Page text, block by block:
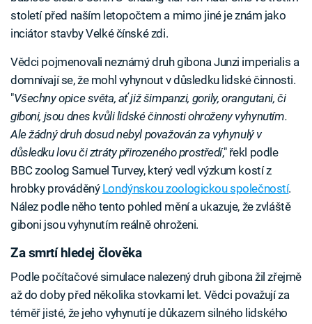
století před naším letopočtem a mimo jiné je znám jako
inciátor stavby Velké čínské zdi.
Vědci pojmenovali neznámý druh gibona Junzi imperialis a
domnívají se, že mohl vyhynout v důsledku lidské činnosti.
"Všechny opice světa, ať již šimpanzi, gorily, orangutani, či
giboni, jsou dnes kvůli lidské činnosti ohroženy vyhynutím.
Ale žádný druh dosud nebyl považován za vyhynulý v
důsledku lovu či ztráty přirozeného prostředí," řekl podle
BBC zoolog Samuel Turvey, který vedl výzkum kostí z
hrobky prováděný Londýnskou zoologickou společností.
Nález podle něho tento pohled mění a ukazuje, že zvláště
giboni jsou vyhynutím reálně ohroženi.
Za smrtí hledej člověka
Podle počítačové simulace nalezený druh gibona žil zřejmě
až do doby před několika stovkami let. Vědci považují za
téměř jisté, že jeho vyhynutí je důkazem silného lidského